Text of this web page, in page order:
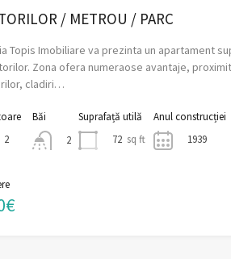
/ METROU / PARC
Topis Imobiliare va prezinta un apartament
Zona ofera numeraose avantaje,
cladiri…
2
Băi
2
Suprafață utilă
72 sq ft
Anul construcției
1939